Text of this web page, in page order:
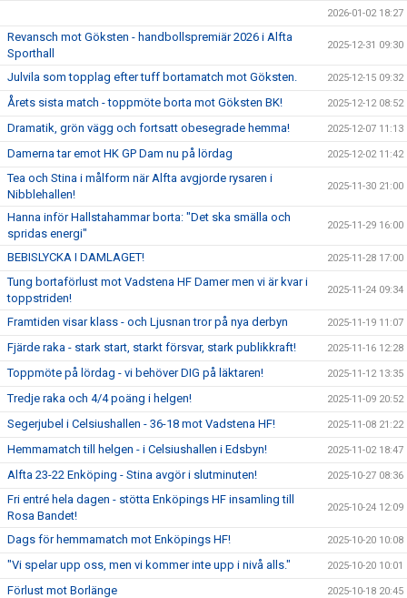
2026-01-02 18:27
Revansch mot Göksten - handbollspremiär 2026 i Alfta
Sporthall
2025-12-31 09:30
Julvila som topplag efter tuff bortamatch mot Göksten. 2025-12-15 09:32
Årets sista match - toppmöte borta mot Göksten BK! 2025-12-12 08:52
Dramatik, grön vägg och fortsatt obesegrade hemma! 2025-12-07 11:13
Damerna tar emot HK GP Dam nu på lördag 2025-12-02 11:42
Tea och Stina i målform när Alfta avgjorde rysaren i
Nibblehallen!
2025-11-30 21:00
Hanna inför Hallstahammar borta: "Det ska smälla och
spridas energi"
2025-11-29 16:00
BEBISLYCKA I DAMLAGET! 2025-11-28 17:00
Tung bortaförlust mot Vadstena HF Damer men vi är kvar i
toppstriden!
2025-11-24 09:34
Framtiden visar klass - och Ljusnan tror på nya derbyn 2025-11-19 11:07
Fjärde raka - stark start, starkt försvar, stark publikkraft! 2025-11-16 12:28
Toppmöte på lördag - vi behöver DIG på läktaren! 2025-11-12 13:35
Tredje raka och 4/4 poäng i helgen! 2025-11-09 20:52
Segerjubel i Celsiushallen - 36-18 mot Vadstena HF! 2025-11-08 21:22
Hemmamatch till helgen - i Celsiushallen i Edsbyn! 2025-11-02 18:47
Alfta 23-22 Enköping - Stina avgör i slutminuten! 2025-10-27 08:36
Fri entré hela dagen - stötta Enköpings HF insamling till
Rosa Bandet!
2025-10-24 12:09
Dags för hemmamatch mot Enköpings HF! 2025-10-20 10:08
"Vi spelar upp oss, men vi kommer inte upp i nivå alls." 2025-10-20 10:01
Förlust mot Borlänge 2025-10-18 20:45